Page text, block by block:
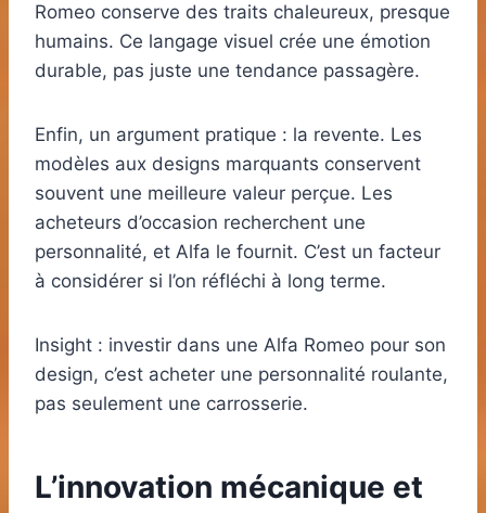
Romeo conserve des traits chaleureux, presque
humains. Ce langage visuel crée une émotion
durable, pas juste une tendance passagère.
Enfin, un argument pratique : la revente. Les
modèles aux designs marquants conservent
souvent une meilleure valeur perçue. Les
acheteurs d’occasion recherchent une
personnalité, et Alfa le fournit. C’est un facteur
à considérer si l’on réfléchi à long terme.
Insight : investir dans une Alfa Romeo pour son
design, c’est acheter une personnalité roulante,
pas seulement une carrosserie.
L’innovation mécanique et